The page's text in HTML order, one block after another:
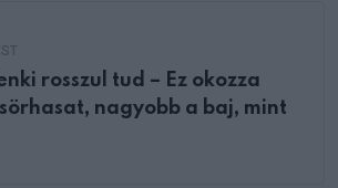
rosszul tud – Ez okozza
nagyobb a baj, mint